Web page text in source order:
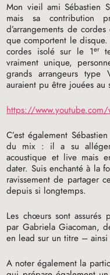
Mon vieil ami Sébastien
mais sa contribution
d’arrangements de
que comportent le
cordes isolé sur le 1er
vraiment unique,
grands arrangeurs
auraient pu être jouées au
https://www.youtube.com/
C’est également
du mix : il a su alléger,
acoustique et live mais
dater. Suis enchanté à la
ravissement de partager
depuis si longtemps.
Les chœurs sont assurés
par Gabriela Giacoman,
en lead sur un titre – ainsi
A noter également la